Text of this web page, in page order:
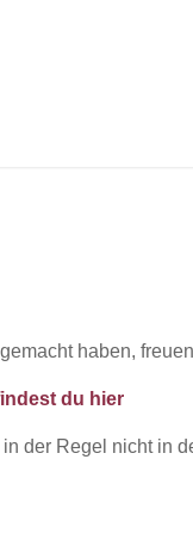
haben,
du hier
der Regel nicht in